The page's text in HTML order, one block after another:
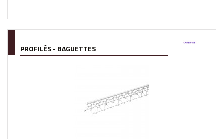
PROFILÉS - BAGUETTES